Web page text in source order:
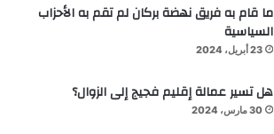
ما قام به فريق نهضة بركان لم تقم به الأحزاب
السياسية
23 أبريل، 2024
هل تسير عمالة إقليم فجيج إلى الزوال؟
30 مارس، 2024